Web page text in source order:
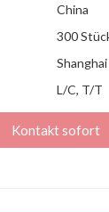
China
300
Shanghai
L/C, T/T
Kontakt sofort